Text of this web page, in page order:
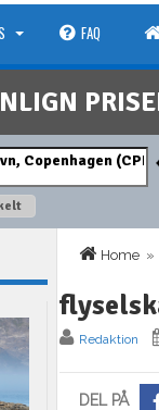
FAQ
Home »
Redaktion
DEL PÅ